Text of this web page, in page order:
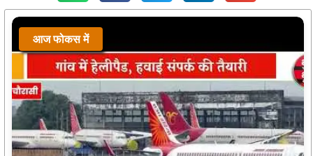
आज फोकस में